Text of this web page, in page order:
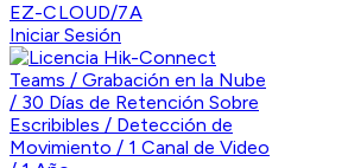
EZ-CLOUD/7A
Iniciar Sesión